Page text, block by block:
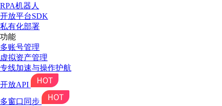
RPA机器人
开放平台SDK
私有化部署
功能
多账号管理
虚拟资产管理
专线加速与操作护航
开放API
多窗口同步